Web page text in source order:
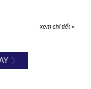
xem chi tiết »